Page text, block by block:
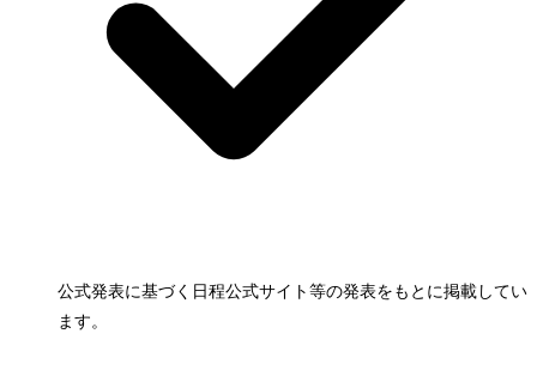
公式発表に基づく日程公式サイト等の発表をもとに掲載してい
ます。